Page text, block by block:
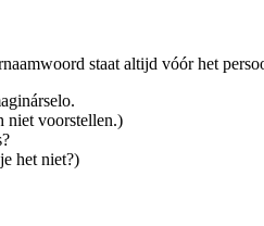
staat altijd vóór het
niet voorstellen.)
het niet?)